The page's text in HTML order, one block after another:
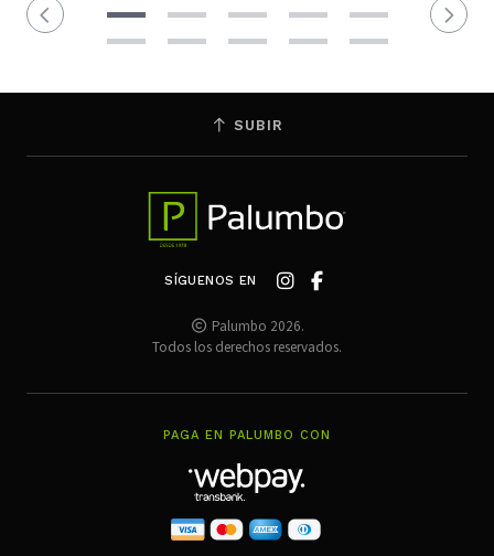
SUBIR
SÍGUENOS EN
Palumbo 2026.
Todos los derechos reservados.
PAGA EN PALUMBO CON